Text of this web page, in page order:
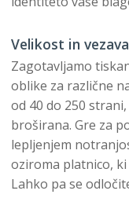
Velikost in
Zagotavljamo
oblike za različne
od 40 do 250
broširana. Gre za
lepljenjem
oziroma platnico,
Lahko pa se